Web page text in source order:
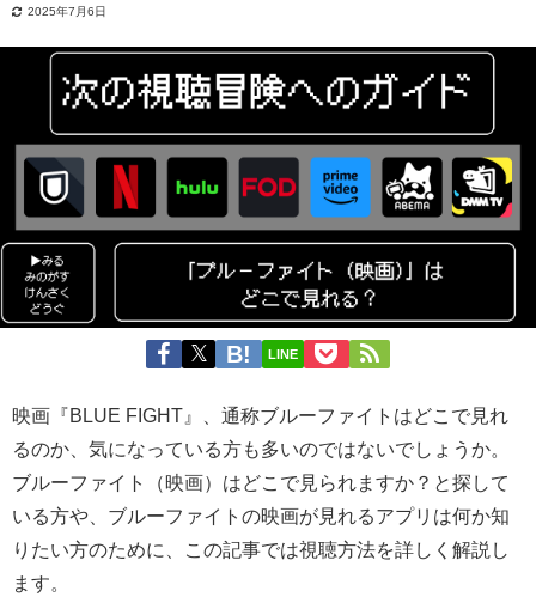
2025年7月6日
LINE
映画『BLUE FIGHT』、通称ブルーファイトはどこで見れ
るのか、気になっている方も多いのではないでしょうか。
ブルーファイト（映画）はどこで見られますか？と探して
いる方や、ブルーファイトの映画が見れるアプリは何か知
りたい方のために、この記事では視聴方法を詳しく解説し
ます。